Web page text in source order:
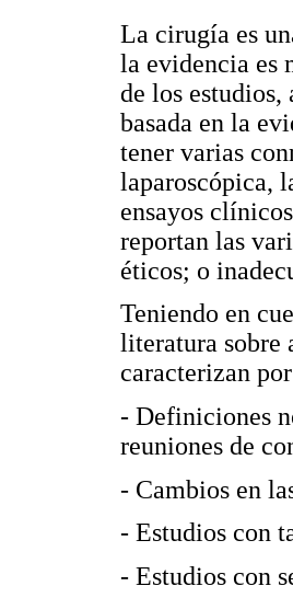
La cirugía es
la evidencia es
de los estudios,
basada en la
tener varias
laparoscópica,
ensayos
reportan las
éticos; o
Teniendo en
literatura sobre
caracterizan
- Definiciones
reuniones de
- Cambios en
- Estudios con
- Estudios con